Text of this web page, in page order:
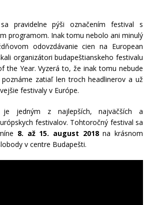
sa pravidelne pýši označením festival s
programom. Inak tomu nebolo ani minulý
odovzdávanie cien na European
organizátori budapeštianskeho festivalu
the Year. Vyzerá to, že inak tomu nebude
zatiaľ len troch headlinerov a už
festivaly v Európe.
jedným z najlepších, najväčších a
festivalov. Tohtoročný festival sa
8. až 15. august 2018na krásnom
v centre Budapešti.